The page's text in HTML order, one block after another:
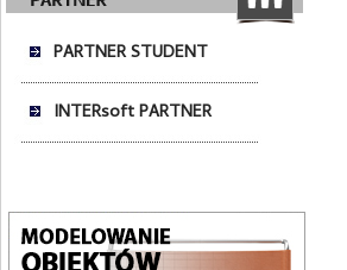
PARTNER STUDENT
INTERsoft PARTNER